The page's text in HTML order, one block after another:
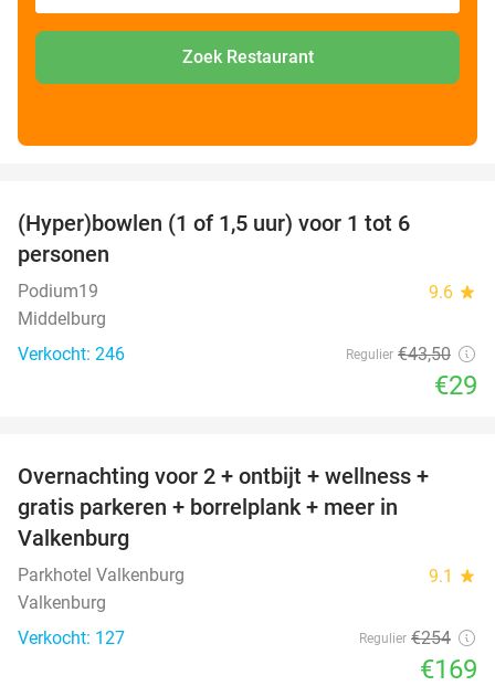
Zoek Restaurant
(Hyper)bowlen (1 of 1,5 uur) voor 1 tot 6
personen
Podium19 9.6 star
Middelburg
Verkocht: 246
Regulier €43,50
€29
33%
Overnachting voor 2 + ontbijt + wellness +
gratis parkeren + borrelplank + meer in
Valkenburg
Parkhotel Valkenburg 9.1 star
Valkenburg
Verkocht: 127
Regulier €254
€169